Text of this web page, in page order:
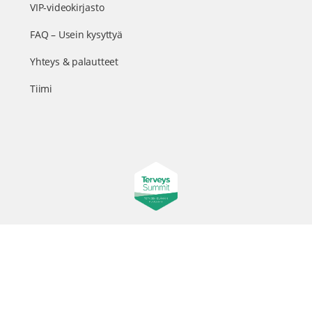
VIP-videokirjasto
FAQ – Usein kysyttyä
Yhteys & palautteet
Tiimi